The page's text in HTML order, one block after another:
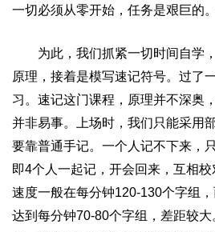
一切必须从零开始，任务是艰巨的
为此，我们抓紧一切时间自学
原理，接着是模写速记符号。过了
习。速记这门课程，原理并不深奥
并非易事。上场时，我们只能采用
要靠普通手记。一个人记不下来，
即4个人一起记，开会回来，互相
速度一般在每分钟120-130个字组
达到每分钟70-80个字组，差距较